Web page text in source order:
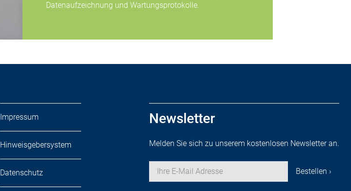
Datenaufzeichnung und Wartungsprotokolle.
Impressum
Hinweisgebersystem
Datenschutz
Newsletter
Melden Sie sich zu unserem kostenlosen Newsletter an.